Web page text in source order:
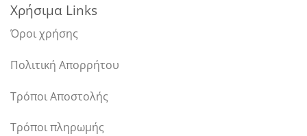
Χρήσιμα Links
Όροι χρήσης
Πολιτική Απορρήτου
Τρόποι Αποστολής
Τρόποι πληρωμής